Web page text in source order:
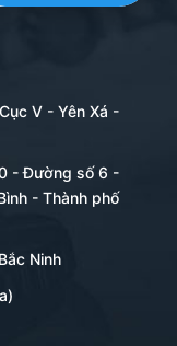
V - Yên Xá -
- Đường số 6 -
- Thành phố
Ninh